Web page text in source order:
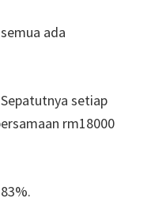
ada
setiap
rm18000